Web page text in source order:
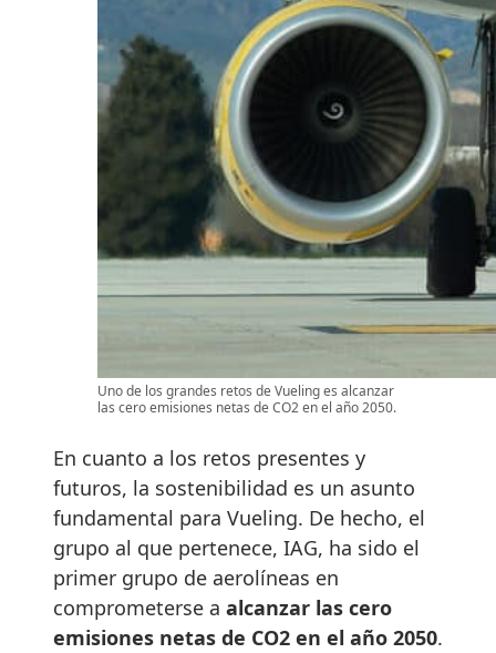
Uno de los grandes retos de Vueling es alcanzar
las cero emisiones netas de CO2 en el año 2050.
En cuanto a los retos presentes y
futuros, la sostenibilidad es un asunto
fundamental para Vueling. De hecho, el
grupo al que pertenece, IAG, ha sido el
primer grupo de aerolíneas en
comprometerse a alcanzar las cero
emisiones netas de CO2 en el año 2050.